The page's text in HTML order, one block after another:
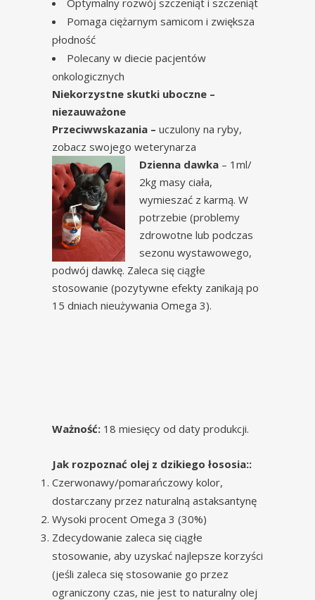
Pomaga ciężarnym samicom i zwiększa
płodność
Polecany w diecie pacjentów
onkologicznych
Niekorzystne skutki uboczne –
niezauważone
Przeciwwskazania – uczulony na ryby,
zobacz swojego weterynarza
Dzienna dawka – 1ml/
2kg masy ciała,
wymieszać z karmą. W
potrzebie (problemy
zdrowotne lub podczas
sezonu wystawowego,
podwój dawkę. Zaleca się ciągłe
stosowanie (pozytywne efekty zanikają po
15 dniach nieużywania Omega 3).
Ważność: 18 miesięcy od daty produkcji.
Jak rozpoznać olej z dzikiego łososia::
Czerwonawy/pomarańczowy kolor,
dostarczany przez naturalną astaksantynę
Wysoki procent Omega 3 (30%)
Zdecydowanie zaleca się ciągłe
stosowanie, aby uzyskać najlepsze korzyści
(jeśli zaleca się stosowanie go przez
ograniczony czas, nie jest to naturalny olej